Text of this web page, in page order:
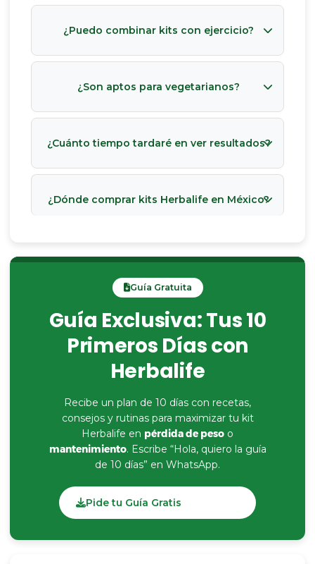
¿Puedo combinar kits con ejercicio?
¿Son aptos para vegetarianos?
¿Cuánto tiempo tardaré en ver resultados?
¿Dónde comprar kits Herbalife en México?
Guía Gratuita
Guía Exclusiva: Tus 10
Primeros Días con
Herbalife
Recibe un plan de 10 días con recetas,
consejos y rutinas para maximizar tu kit
Herbalife en pérdida de peso o
mantenimiento. Escribe “Hola, quiero la guía
de 10 días” en WhatsApp.
Pide tu Guía Gratis